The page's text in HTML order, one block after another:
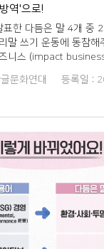
역'으로!
한 다듬은 말 4개 중
말 쓰기 운동에 동참해
니스 (impact
고강도 방역 코로
도 높은 규제로 바이러
국 등에서 시행하고
문화연대 등록일 :